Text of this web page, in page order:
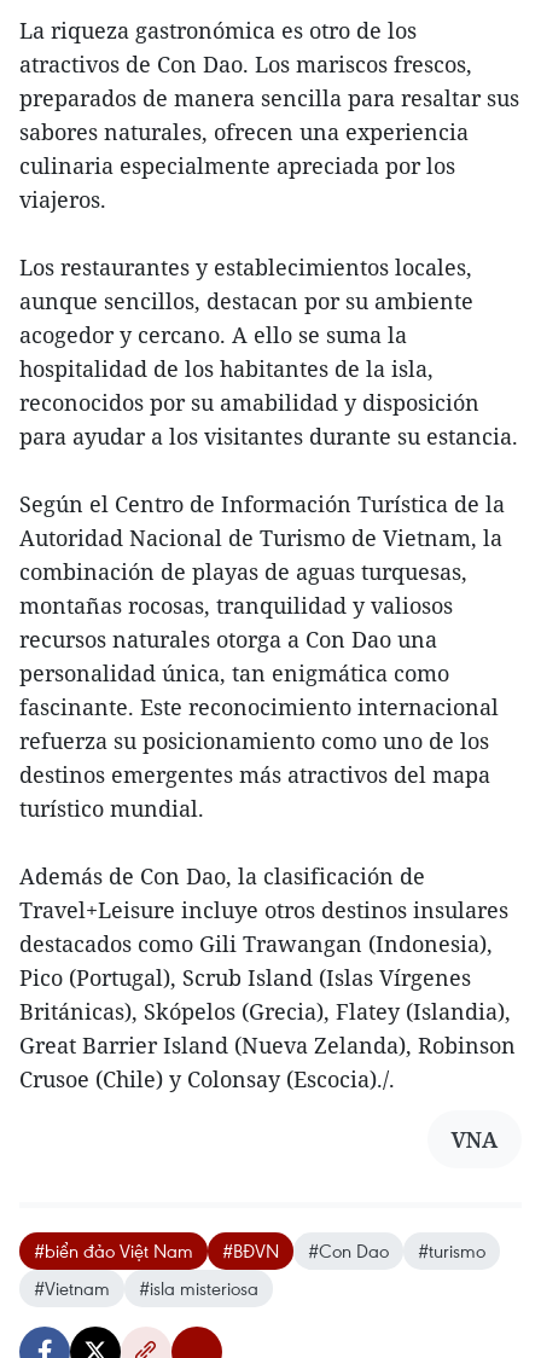
La riqueza gastronómica es otro de los
atractivos de Con Dao. Los mariscos frescos,
preparados de manera sencilla para resaltar sus
sabores naturales, ofrecen una experiencia
culinaria especialmente apreciada por los
viajeros.
Los restaurantes y establecimientos locales,
aunque sencillos, destacan por su ambiente
acogedor y cercano. A ello se suma la
hospitalidad de los habitantes de la isla,
reconocidos por su amabilidad y disposición
para ayudar a los visitantes durante su estancia.
Según el Centro de Información Turística de la
Autoridad Nacional de Turismo de Vietnam, la
combinación de playas de aguas turquesas,
montañas rocosas, tranquilidad y valiosos
recursos naturales otorga a Con Dao una
personalidad única, tan enigmática como
fascinante. Este reconocimiento internacional
refuerza su posicionamiento como uno de los
destinos emergentes más atractivos del mapa
turístico mundial.
Además de Con Dao, la clasificación de
Travel+Leisure incluye otros destinos insulares
destacados como Gili Trawangan (Indonesia),
Pico (Portugal), Scrub Island (Islas Vírgenes
Británicas), Skópelos (Grecia), Flatey (Islandia),
Great Barrier Island (Nueva Zelanda), Robinson
Crusoe (Chile) y Colonsay (Escocia)./.
VNA
#biển đảo Việt Nam #BĐVN #Con Dao
#turismo
#Vietnam
#isla misteriosa